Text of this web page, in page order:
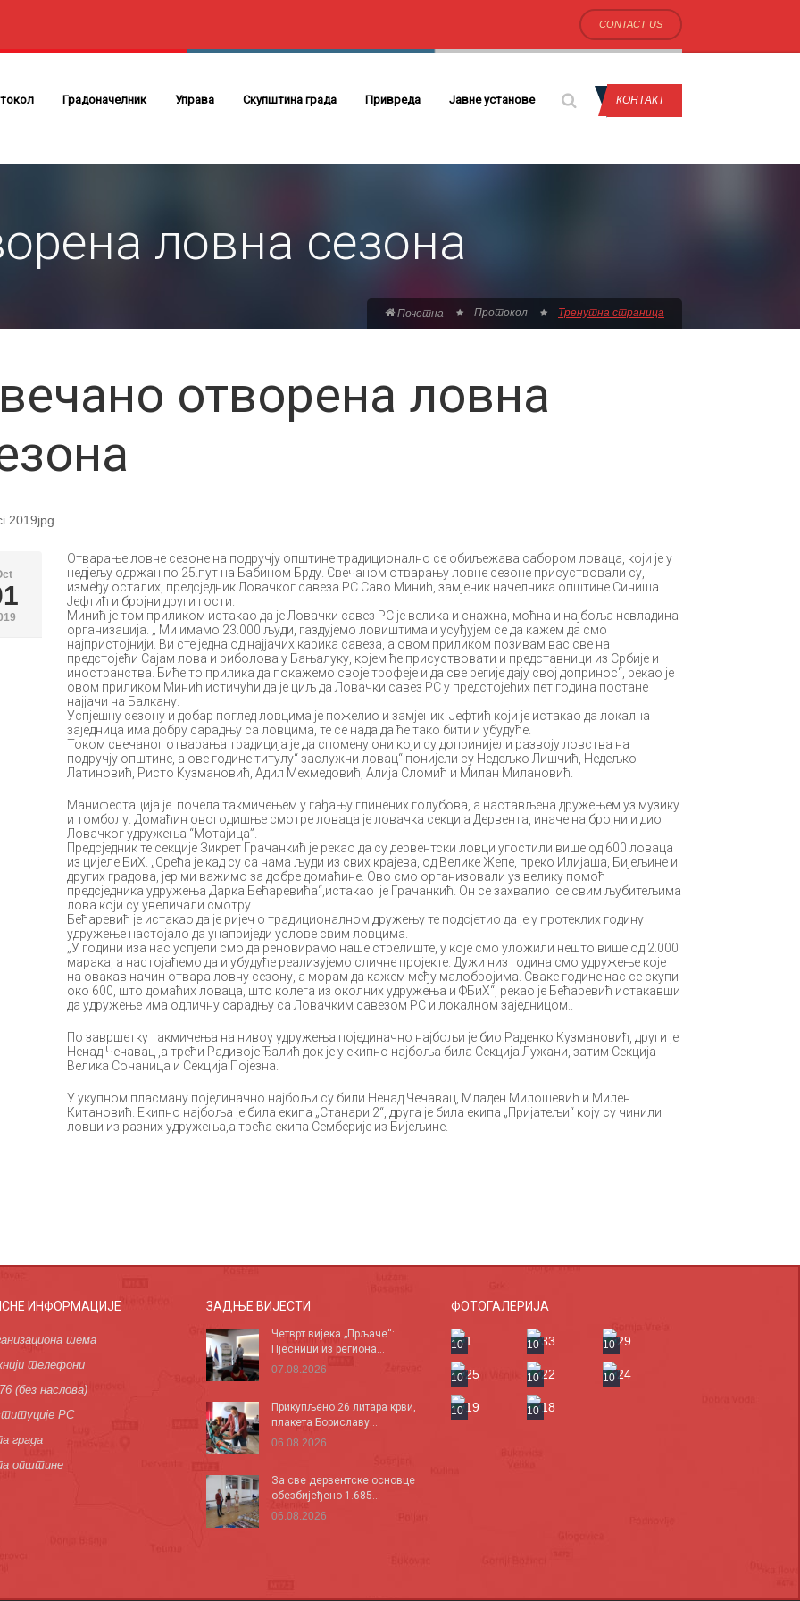
CONTACT US
Градоначелник Управа Скупштина града Привреда Јавне установе КОНТАКТ
ловна сезона
Почетна Протокол Тренутна страница
отворена ловна
Отварање ловне сезоне на подручју општине традиционално се обиљежава сабором ловаца, који је у
недјељу одржан по 25.пут на Бабином Брду. Свечаном отварању ловне сезоне присуствовали су,
између осталих, предсједник Ловачког савеза РС Саво Минић, замјеник начелника општине Синиша
Јефтић и бројни други гости.
Минић је том приликом истакао да је Ловачки савез РС је велика и снажна, моћна и најбоља невладина
организација. „ Ми имамо 23.000 људи, газдујемо ловиштима и усуђујем се да кажем да смо
најпристојнији. Ви сте једна од најјачих карика савеза, а овом приликом позивам вас све на
предстојећи Сајам лова и риболова у Бањалуку, којем ће присуствовати и представници из Србије и
иностранства. Биће то прилика да покажемо своје трофеје и да све регије дају свој допринос“, рекао је
овом приликом Минић истичући да је циљ да Ловачки савез РС у предстојећих пет година постане
најјачи на Балкану.
Успјешну сезону и добар поглед ловцима је пожелио и замјеник Јефтић који је истакао да локална
заједница има добру сарадњу са ловцима, те се нада да ће тако бити и убудуће.
Током свечаног отварања традиција је да спомену они који су допринијели развоју ловства на
подручју општине, а ове године титулу“ заслужни ловац“ понијели су Недељко Лишчић, Недељко
Латиновић, Ристо Кузмановић, Адил Мехмедовић, Алија Сломић и Милан Милановић.
Манифестација је почела такмичењем у гађању глинених голубова, а настављена дружењем уз музику
и томболу. Домаћин овогодишње смотре ловаца је ловачка секција Дервента, иначе најбројнији дио
Ловачког удружења “Мотајица”.
Предсједник те секције Зикрет Грачанкић је рекао да су дервентски ловци угостили више од 600 ловаца
из цијеле БиХ. „Срећа је кад су са нама људи из свих крајева, од Велике Жепе, преко Илијаша, Бијељине и
других градова, јер ми важимо за добре домаћине. Ово смо организовали уз велику помоћ
предсједника удружења Дарка Бећаревића“,истакао је Грачанкић. Он се захвалио се свим љубитељима
лова који су увеличали смотру.
Бећаревић је истакао да је ријеч о традиционалном дружењу те подсјетио да је у протеклих годину
удружење настојало да унаприједи услове свим ловцима.
„У години иза нас успјели смо да реновирамо наше стрелиште, у које смо уложили нешто више од 2.000
марака, а настојаћемо да и убудуће реализујемо сличне пројекте. Дужи низ година смо удружење које
на овакав начин отвара ловну сезону, а морам да кажем међу малобројима. Сваке године нас се скупи
око 600, што домаћих ловаца, што колега из околних удружења и ФБиХ“, рекао је Бећаревић истакавши
да удружење има одличну сарадњу са Ловачким савезом РС и локалном заједницом..
По завршетку такмичења на нивоу удружења појединачно најбољи је био Раденко Кузмановић, други је
Ненад Чечавац ,а трећи Радивоје Ђалић док је у екипно најбоља била Секција Лужани, затим Секција
Велика Сочаница и Секција Појезна.
У укупном пласману појединачно најбољи су били Ненад Чечавац, Младен Милошевић и Милен
Китановић. Екипно најбоља је била екипа „Станари 2“, друга је била екипа „Пријатељи“ коју су чинили
ловци из разних удружења,а трећа екипа Семберије из Бијељине.
ИНФОРМАЦИЈЕ
шема
телефони
(без наслова)
РС
града
општине
ЗАДЊЕ ВИЈЕСТИ
Четврт вијека „Прљаче“:
Пјесници из региона...
07.08.2026
Прикупљено 26 литара крви,
плакета Бориславу...
06.08.2026
За све дервентске основце
обезбијеђено 1.685...
06.08.2026
ФОТОГАЛЕРИЈА
10 10 10
10 10 10
10 10